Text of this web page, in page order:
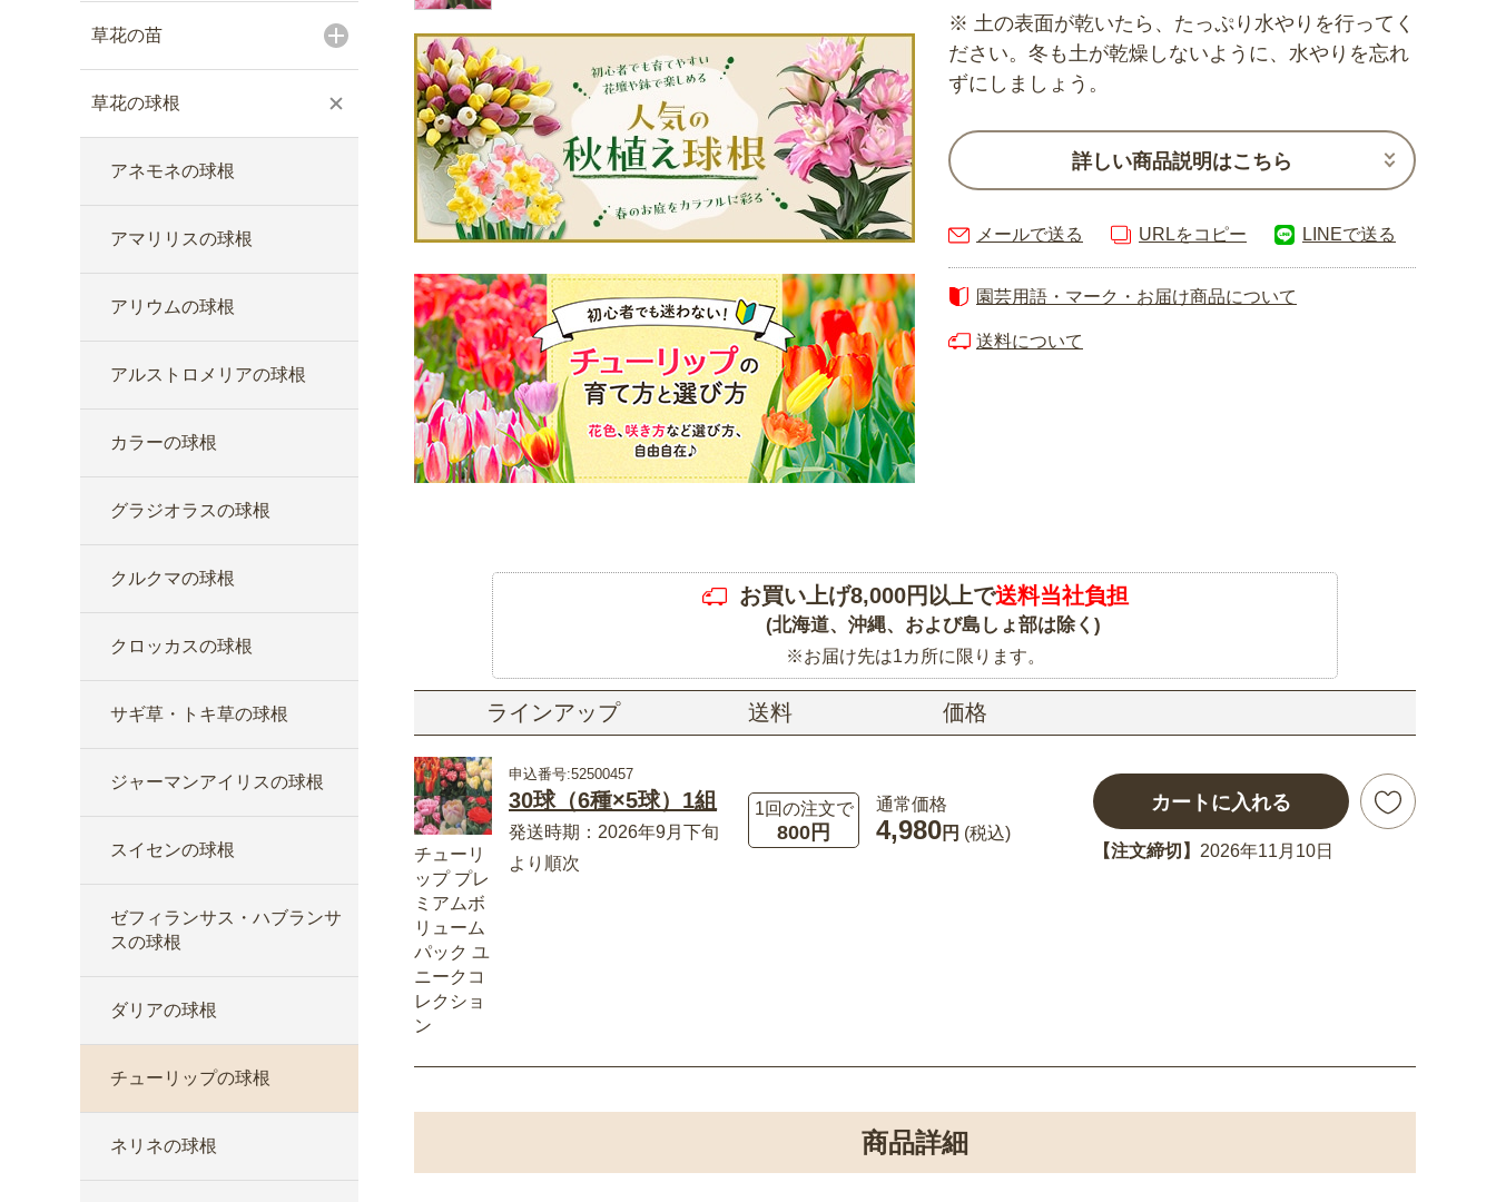
草花の苗
草花の球根
アネモネの球根
アマリリスの球根
アリウムの球根
アルストロメリアの球根
カラーの球根
グラジオラスの球根
クルクマの球根
クロッカスの球根
サギ草・トキ草の球根
ジャーマンアイリスの球根
スイセンの球根
ゼフィランサス・ハブランサ
スの球根
ダリアの球根
チューリップの球根
ネリネの球根
※ 土の表面が乾いたら、たっぷり水やりを行ってく
ださい。冬も土が乾燥しないように、水やりを忘れ
ずにしましょう。
詳しい商品説明はこちら
メールで送る URLをコピー LINEで送る
園芸用語・マーク・お届け商品について
送料について
お買い上げ8,000円以上で送料当社負担
(北海道、沖縄、および島しょ部は除く)
※お届け先は1カ所に限ります。
ラインアップ 送料 価格
チューリ
ップ プレ
ミアムボ
リューム
パック ユ
ニークコ
レクショ
ン
申込番号:52500457
30球（6種×5球）1組
発送時期：2026年9月下旬
より順次
1回の注文で
800円
通常価格
4,980円 (税込)
カートに入れる
【注文締切】 2026年11月10日
商品詳細